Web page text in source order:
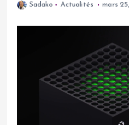
Sadako Actualités mars